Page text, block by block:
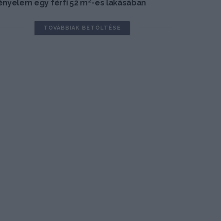
egy férfi 52 m²-es lakásában
TOVÁBBIAK BETÖLTÉSE